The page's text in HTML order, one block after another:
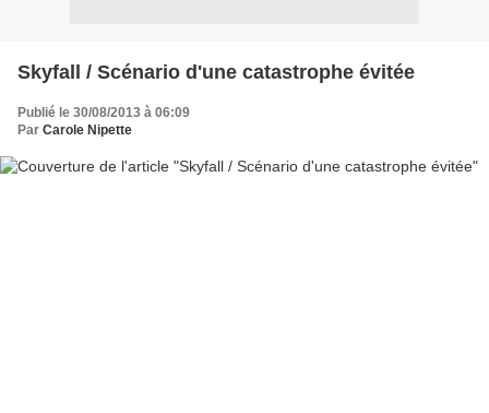
Skyfall / Scénario d'une catastrophe évitée
Publié le 30/08/2013 à 06:09
Par Carole Nipette